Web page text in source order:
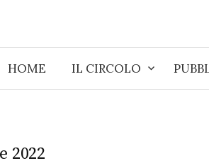
HOME IL CIRCOLO
2022